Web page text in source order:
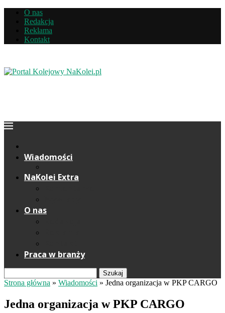
O nas
Redakcja
Reklama
Kontakt
Wiadomości
NaKolei Extra
O nas
Praca w branży
Szukaj
Strona główna » Wiadomości » Jedna organizacja w PKP CARGO
Jedna organizacja w PKP CARGO